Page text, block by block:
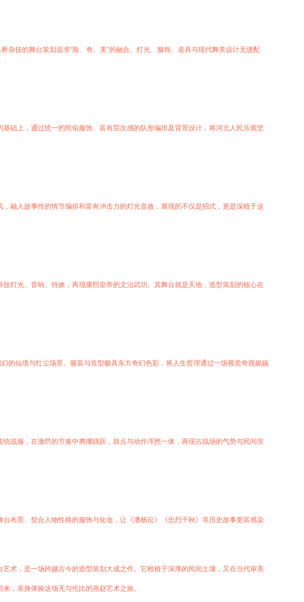
杂技的舞台策划追求“险、奇、美”的融合。灯光、服饰、道具与现代舞美设计无缝配
础上，通过统一的民俗服饰、富有层次感的队形编排及背景设计，将河北人民乐观坚
融入故事性的情节编排和富有冲击力的灯光音效，展现的不仅是招式，更是深植于这
灯光、音响、特效，再现康熙皇帝的文治武功。其舞台就是天地，造型策划的核心在
的仙境与红尘场景。服装与造型极具东方奇幻色彩，将人生哲理通过一场视觉奇观娓娓
战服，在激昂的节奏中腾挪跳跃，鼓点与动作浑然一体，再现古战场的气势与民间庆
布景、契合人物性格的服饰与化妆，让《潘杨讼》《忠烈千秋》等历史故事更富感染
术，是一场跨越古今的造型策划大成之作。它根植于深厚的民间土壤，又在当代审美
，亲身体验这场无与伦比的燕赵艺术之旅。